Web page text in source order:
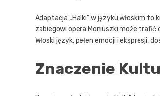
Adaptacja „Halki” w języku włoskim
zabiegowi opera Moniuszki może trafić
Włoski język, pełen emocji i ekspresji,
Znaczenie